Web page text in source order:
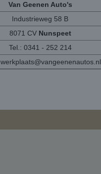
Van Geenen Auto's
Industrieweg 58 B
8071 CV Nunspeet
Tel.: 0341 - 252 214
werkplaats@vangeenenautos.nl